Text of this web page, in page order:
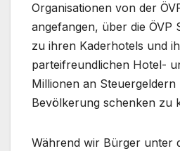
Organisationen von der
angefangen, über die ÖVP
zu ihren Kaderhotels und
parteifreundlichen Hotel-
Millionen an Steuergeldern
Bevölkerung schenken zu
Während wir Bürger unter